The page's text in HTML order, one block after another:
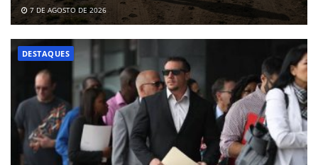
7 DE AGOSTO DE 2026
DESTAQUES